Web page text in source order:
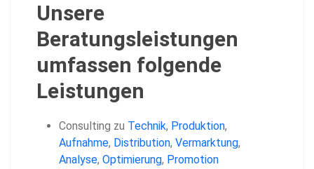
Unsere
Beratungsleistungen
umfassen folgende
Leistungen
Consulting zu Technik, Produktion,
Aufnahme, Distribution, Vermarktung,
Analyse, Optimierung, Promotion